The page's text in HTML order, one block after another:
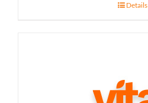
Details